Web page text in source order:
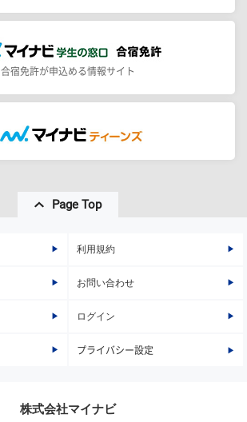
合宿免許が申込める情報サイト
Page Top
利用規約
お問い合わせ
ログイン
プライバシー設定
株式会社マイナビ